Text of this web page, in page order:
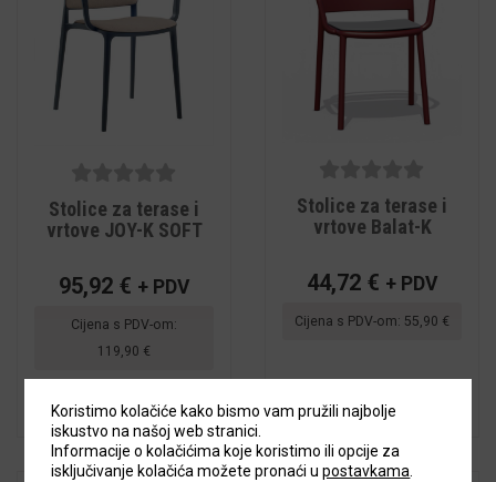
5out of
5
Stolice za terase i
vrtove JOY-K SOFT
95,92 € + PDV
Cijena s PDV-om:
119,90 €
5out of
5
Stolice za terase i
vrtove Balat-K
44,72 € + PDV
Cijena s PDV-om: 55,90 €
Koristimo kolačiće kako bismo vam pružili najbolje
iskustvo na našoj web stranici.
Informacije o kolačićima koje koristimo ili opcije za
isključivanje kolačića možete pronaći upostavkama